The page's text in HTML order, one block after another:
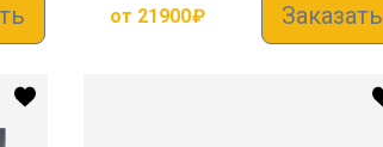
от 21900₽ Заказать